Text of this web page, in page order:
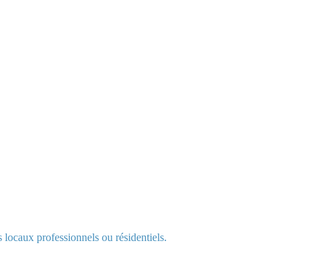
professionnels ou résidentiels.